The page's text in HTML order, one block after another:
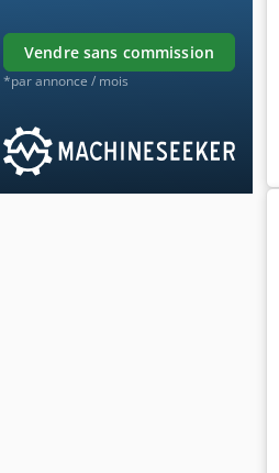
vendre sans commission
*par annonce / mois